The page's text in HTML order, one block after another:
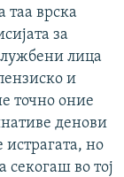
таа врска
за
лица
и
точно оние
денови
истрагата, но
во тој